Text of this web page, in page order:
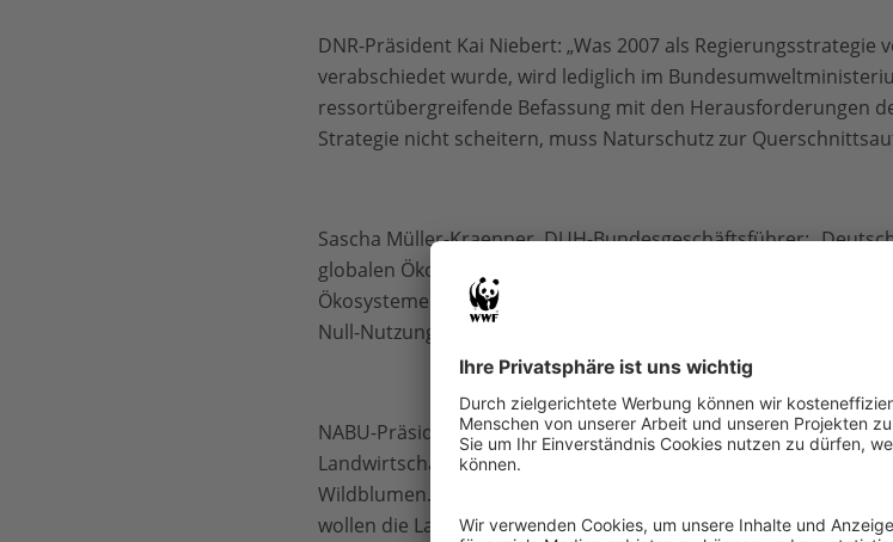
DNR-Präsident Kai Niebert: „Was 2007 als
verabschiedet wurde, wird lediglich im
ressortübergreifende Befassung mit den Herausforderungen
Strategie nicht scheitern, muss Naturschutz zur
Sascha Müller-Kraenner, DUH-Bundesgeschäftsführer:
globalen Ökosysteme auf, aber zuhause fehlt schlicht der
Ökosysteme geht. So fehlen für Nord- und Ostsee selbst in
Null-Nutzungszonen und naturverträgliche Fischerei müssen
NABU-Präsident Olaf Tschimpke: „Ein Haupttreiber des
Landwirtschaft. Insekten und Vögeln fehlt die Nahrung, weil
Wildblumen. Die Strukturvielfalt muss erhöht und der Einsatz
wollen die Landwirte bei ihrem Engagement unterstützen und